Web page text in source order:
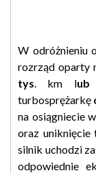
W odróżnieniu
rozrząd oparty
tys. km l
turbosprężarkę
na osiągniecie
oraz
silnik uchodzi
odpowiednie